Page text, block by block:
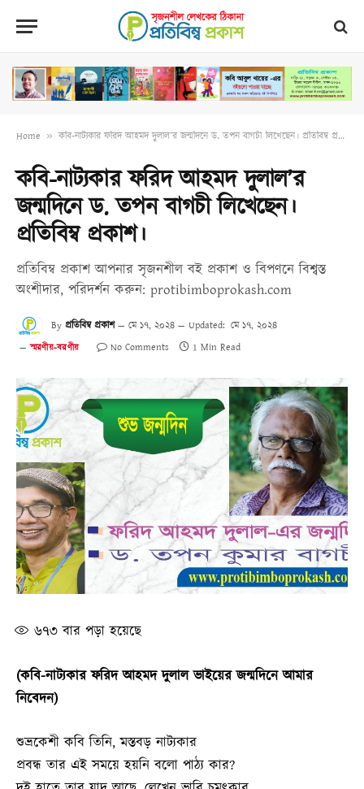
Home » কবি-নাট্যকার ফরিদ আহমদ দুলাল’র জন্মদিনে ড. তপন বাগচী লিখেছেন। প্রতিবিম্ব প্রকাশ।
কবি-নাট্যকার ফরিদ আহমদ দুলাল’র
জন্মদিনে ড. তপন বাগচী লিখেছেন।
প্রতিবিম্ব প্রকাশ।
প্রতিবিম্ব প্রকাশ আপনার সৃজনশীল বই প্রকাশ ও বিপণনে বিশ্বস্ত
অংশীদার, পরিদর্শন করুন: protibimboprokash.com
By প্রতিবিম্ব প্রকাশ মে ১৭, ২০২৪ Updated: মে ১৭, ২০২৪
স্মরণীয়-বরণীয় No Comments 1 Min Read
৬৭৩ বার পড়া হয়েছে
(কবি-নাট্যকার ফরিদ আহমদ দুলাল ভাইয়ের জন্মদিনে আমার
নিবেদন)
শুভ্রকেশী কবি তিনি, মস্তবড় নাট্যকার
প্রবন্ধ তার এই সময়ে হয়নি বলো পাঠ্য কার?